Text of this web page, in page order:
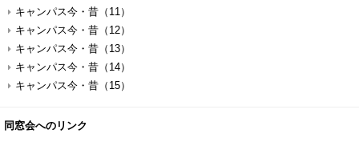
キャンパス今・昔（11）
キャンパス今・昔（12）
キャンパス今・昔（13）
キャンパス今・昔（14）
キャンパス今・昔（15）
同窓会へのリンク